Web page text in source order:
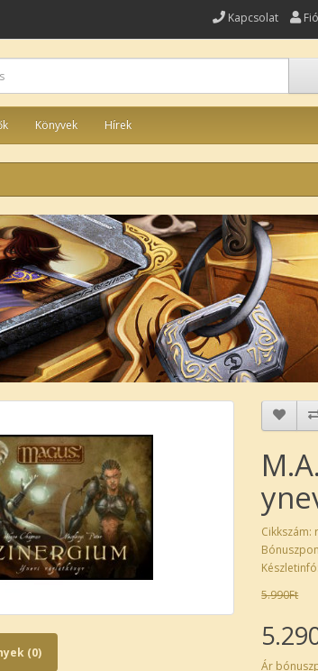
Kapcsolat
Könyvek Hírek
(0)
Cikkszám:
5.990Ft
Ár